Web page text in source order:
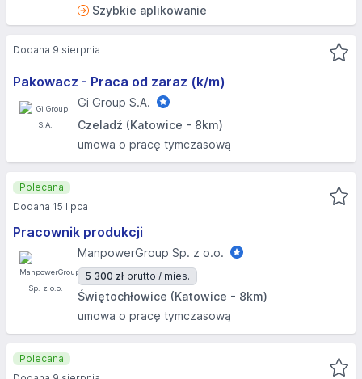
Szybkie aplikowanie
Pakowacz - Praca od zaraz (k/m)
Gi Group S.A.
Czeladź (Katowice - 8km)
umowa o pracę tymczasową
Dodana 9 sierpnia
Pracownik produkcji
ManpowerGroup Sp. z o.o.
5 300 zł brutto / mies.
Świętochłowice (Katowice - 8km)
umowa o pracę tymczasową
Polecana
Dodana 15 lipca
Polecana